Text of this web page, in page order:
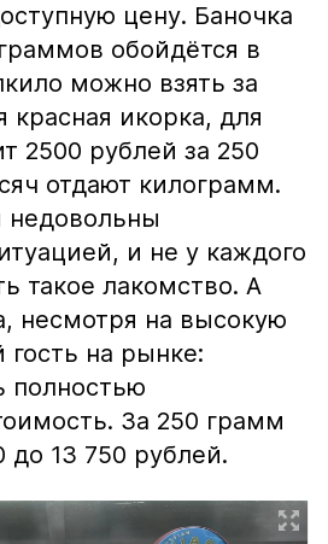
цену. Баночка
обойдётся в
можно взять за
красная икорка, для
2500 рублей за 250
отдают килограмм.
и не у каждого
такое лакомство. А
несмотря на высокую
гость на рынке:
полностью
За 250 грамм
до 13 750 рублей.